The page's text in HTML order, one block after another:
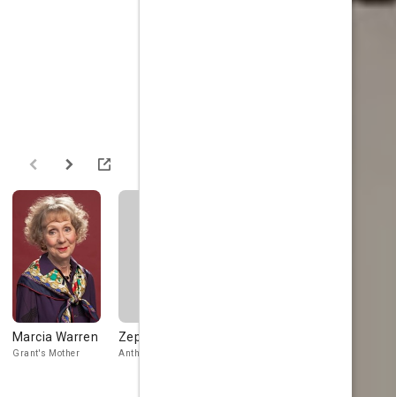
Marcia Warren
Grant's Mother
Zephryn Taitte
Anthony